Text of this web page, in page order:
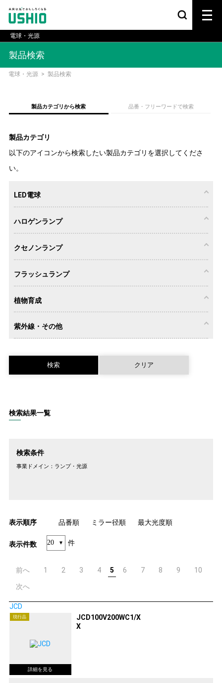
電球・光源
製品検索
電球・光源 > 製品検索
製品カテゴリから検索 品番・フリーワードで検索
製品カテゴリ
以下のアイコンから検索したい製品カテゴリを選択してくださ
い。
LED電球
ミラー付き
（LDR）
一般・小型
（LDA・
ハロゲンランプ
ミラー付き
スクリュー
シールドビ
ーム
プ
クセノンランプ
クセノンラ
ンプ
フラッシュランプ
フラッシュ
ランプ
植物育成
紫外線・その他
その他
検索結果一覧
検索条件
事業ドメイン： ランプ・光源
表示順序 品番順 ミラー径順 最大光度順
表示件数 件
前へ 1 2 3 4 5 6 7 8 9 10
次へ
JCD
現行品
JCD100V200WC1/X
X